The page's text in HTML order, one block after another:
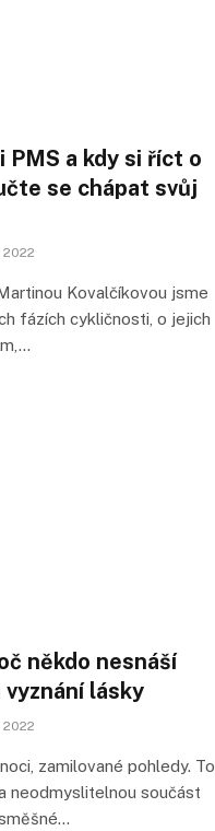
PMS a kdy si říct o
se chápat svůj
2022
Kovalčíkovou jsme
fázích cykličnosti, o jejich
někdo nesnáší
lásky
2022
zamilované pohledy. To,
neodmyslitelnou součást